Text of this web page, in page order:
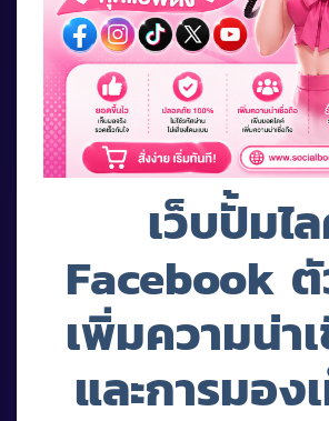
เว็บปั้มไ
Facebook
เพิ่มความน่า
และการมอง